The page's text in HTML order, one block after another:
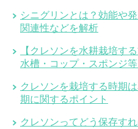
シニグリンとは？効能や
関連性などを解析
【クレソンを水耕栽培す
水槽・コップ・スポンジ
クレソンを栽培する時期
期に関するポイント
クレソンってどう保存す